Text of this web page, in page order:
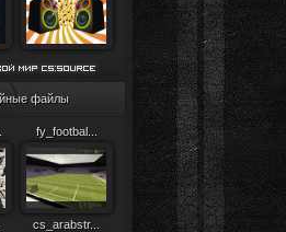
файлы
fy_footbal...
cs_arabstr...